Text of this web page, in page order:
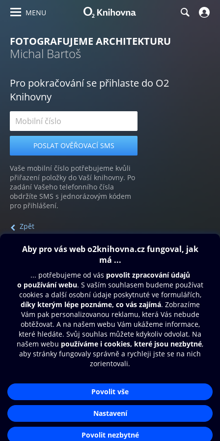
MENU
FOTOGRAFUJEME ARCHITEKTURU
Michal Bartoš
Pro pokračování se přihlaste do O2
Knihovny
Vaše mobilní číslo potřebujeme kvůli
přiřazení položky do Vaší knihovny. Po
zadání Vašeho telefonního čísla
obdržíte SMS s jednorázovým kódem
pro přihlášení.
Zpět
Obsah ke stažení
Moje O2 Knihovna
Další zábava
© O2 Czech Republic a.s.
Přístupnost
Zásady zpracování osobních údajů
Nastavení cookies
Aplikace O2 Knihovna
Čti a poslouchej své e-knihy a
audioknihy rychleji a pohodlněji.